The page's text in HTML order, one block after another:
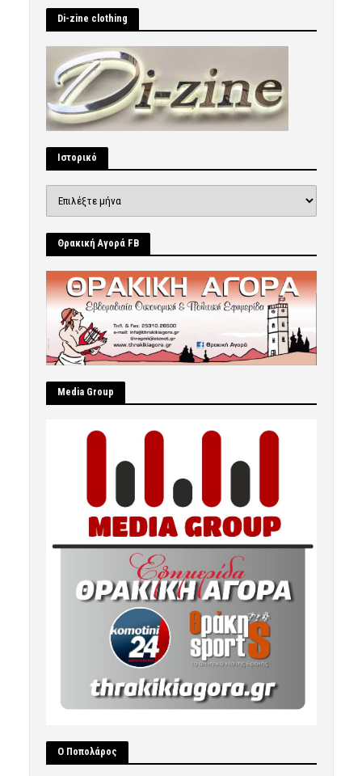
Di-zine clothing
Ιστορικό
Θρακική Αγορά FB
Μedia Group
Ο Ποπολάρος